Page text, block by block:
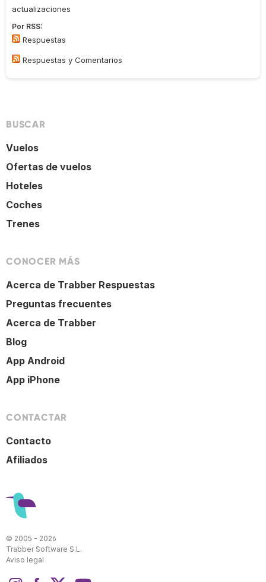
actualizaciones
Por RSS:
Respuestas
Respuestas y Comentarios
BUSCAR
Vuelos
Ofertas de vuelos
Hoteles
Coches
Trenes
CONOCER MÁS
Acerca de Trabber Respuestas
Preguntas frecuentes
Acerca de Trabber
Blog
App Android
App iPhone
CONTACTAR
Contacto
Afiliados
© 2005 - 2026
Trabber Software S.L.
Aviso legal